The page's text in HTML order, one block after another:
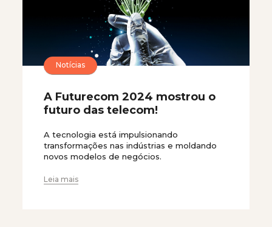
Notícias
A Futurecom 2024 mostrou o
futuro das telecom!
A tecnologia está impulsionando
transformações nas indústrias e moldando
novos modelos de negócios.
Leia mais